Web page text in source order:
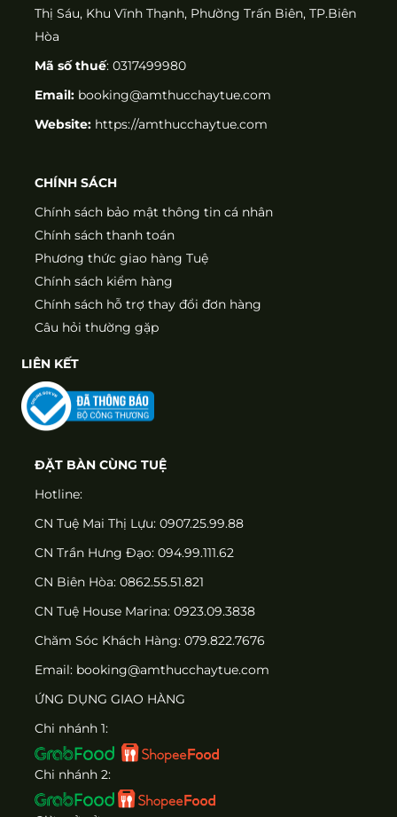
Thị Sáu, Khu Vĩnh Thạnh, Phường Trấn Biên, TP.Biên
Hòa
Mã số thuế: 0317499980
Email: booking@amthucchaytue.com
Website: https://amthucchaytue.com
CHÍNH SÁCH
Chính sách bảo mật thông tin cá nhân
Chính sách thanh toán
Phương thức giao hàng Tuệ
Chính sách kiểm hàng
Chính sách hỗ trợ thay đổi đơn hàng
Câu hỏi thường gặp
LIÊN KẾT
ĐẶT BÀN CÙNG TUỆ
Hotline:
CN Tuệ Mai Thị Lựu: 0907.25.99.88
CN Trần Hưng Đạo: 094.99.111.62
CN Biên Hòa: 0862.55.51.821
CN Tuệ House Marina: 0923.09.3838
Chăm Sóc Khách Hàng: 079.822.7676
Email: booking@amthucchaytue.com
ỨNG DỤNG GIAO HÀNG
Chi nhánh 1:
Chi nhánh 2: